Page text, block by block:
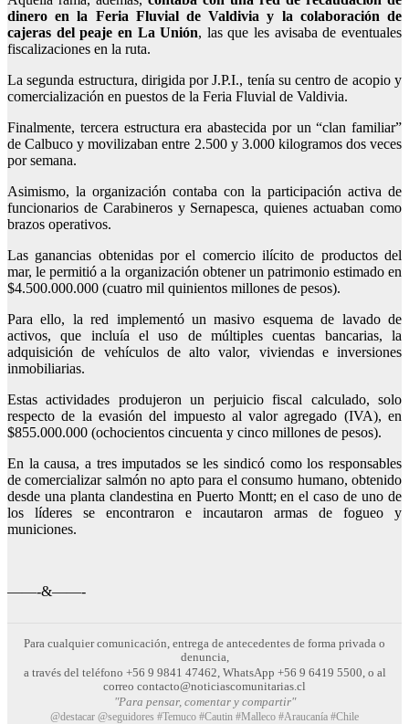
dinero en la Feria Fluvial de Valdivia y la colaboración de
cajeras del peaje en La Unión, las que les avisaba de eventuales
fiscalizaciones en la ruta.
La segunda estructura, dirigida por J.P.I., tenía su centro de acopio y
comercialización en puestos de la Feria Fluvial de Valdivia.
Finalmente, tercera estructura era abastecida por un “clan familiar”
de Calbuco y movilizaban entre 2.500 y 3.000 kilogramos dos veces
por semana.
Asimismo, la organización contaba con la participación activa de
funcionarios de Carabineros y Sernapesca, quienes actuaban como
brazos operativos.
Las ganancias obtenidas por el comercio ilícito de productos del
mar, le permitió a la organización obtener un patrimonio estimado en
$4.500.000.000 (cuatro mil quinientos millones de pesos).
Para ello, la red implementó un masivo esquema de lavado de
activos, que incluía el uso de múltiples cuentas bancarias, la
adquisición de vehículos de alto valor, viviendas e inversiones
inmobiliarias.
Estas actividades produjeron un perjuicio fiscal calculado, solo
respecto de la evasión del impuesto al valor agregado (IVA), en
$855.000.000 (ochocientos cincuenta y cinco millones de pesos).
En la causa, a tres imputados se les sindicó como los responsables
de comercializar salmón no apto para el consumo humano, obtenido
desde una planta clandestina en Puerto Montt; en el caso de uno de
los líderes se encontraron e incautaron armas de fogueo y
municiones.
——-&——-
Para cualquier comunicación, entrega de antecedentes de forma privada o
denuncia,
a través del teléfono +56 9 9841 47462, WhatsApp +56 9 6419 5500, o al
correo contacto@noticiascomunitarias.cl
"Para pensar, comentar y compartir"
@destacar @seguidores #Temuco #Cautin #Malleco #Araucanía #Chile